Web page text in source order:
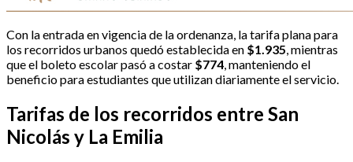
Con la entrada en vigencia de la ordenanza, la tarifa plana para
los recorridos urbanos quedó establecida en $1.935 , mientras
que el boleto escolar pasó a costar $774 , manteniendo el
beneficio para estudiantes que utilizan diariamente el servicio.
Tarifas de los recorridos entre San
Nicolás y La Emilia